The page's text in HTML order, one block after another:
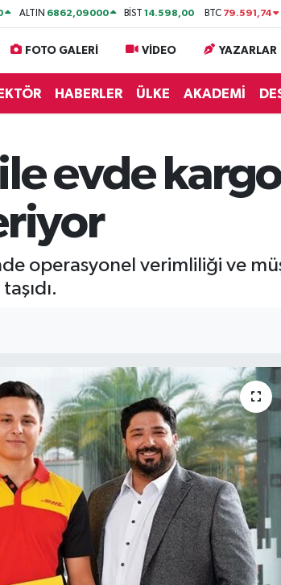
ALTIN 6862,09000 BİST14.598,00 BTC 79.591,74
FOTO GALERİ VİDEO YAZARLAR
HABERLER ÜLKE AKADEMİ
evde
operasyonel verimliliği ve